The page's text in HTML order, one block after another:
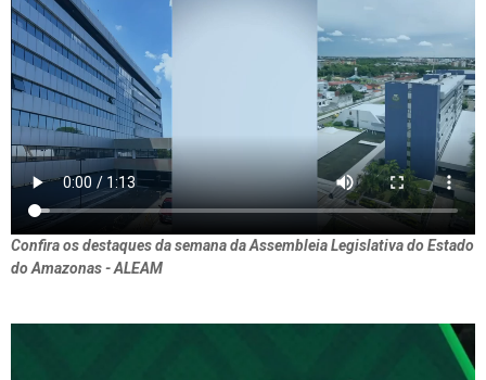
Confira os destaques da semana da Assembleia Legislativa do Estado
do Amazonas - ALEAM